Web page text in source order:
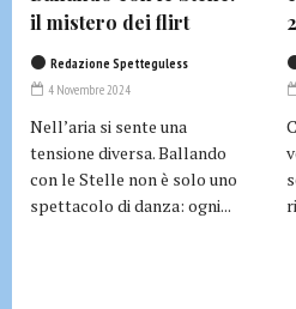
il mistero dei flirt
Redazione Spetteguless
4 Novembre 2024
Nell’aria si sente una
tensione diversa. Ballando
con le Stelle non è solo uno
spettacolo di danza: ogni...